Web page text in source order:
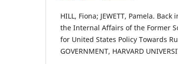
HILL, Fiona; JEWETT, Pamela.
the Internal Affairs of the Former
for United States Policy Towards
GOVERNMENT, HARVARD